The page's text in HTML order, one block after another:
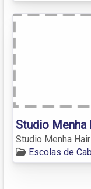
Studio
Studio Menha
Escolas de